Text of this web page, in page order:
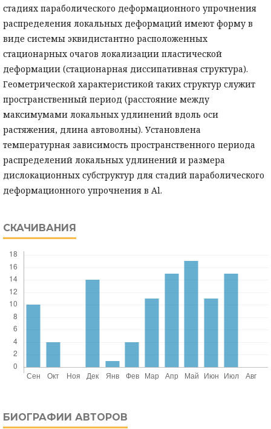
стадиях параболического деформационного упрочнения
распределения локальных деформаций имеют форму в
виде системы эквидистантно расположенных
стационарных очагов локализации пластической
деформации (стационарная диссипативная структура).
Геометрической характеристикой таких структур служит
пространственный период (расстояние между
максимумами локальных удлинений вдоль оси
растяжения, длина автоволны). Установлена
температурная зависимость пространственного периода
распределений локальных удлинений и размера
дислокационных субструктур для стадий параболического
деформационного упрочнения в Al.
СКАЧИВАНИЯ
БИОГРАФИИ АВТОРОВ